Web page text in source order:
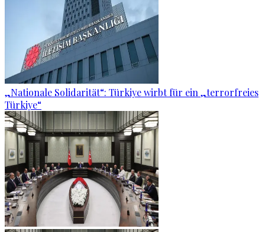
„Nationale Solidarität“: Türkiye wirbt für ein „terrorfreies
Türkiye“